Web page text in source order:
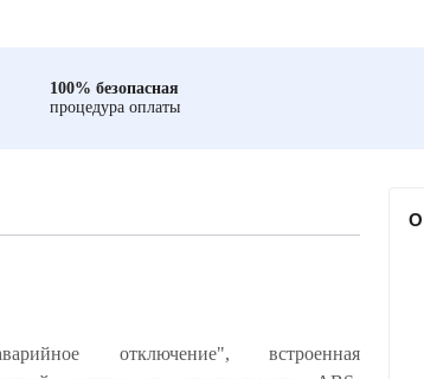
100% безопасная
процедура оплаты
аварийное отключение", встроенная
О